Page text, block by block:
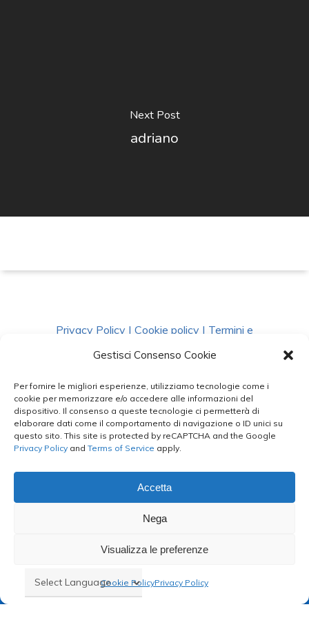
Gestisci Consenso Cookie
Per fornire le migliori esperienze, utilizziamo tecnologie come i
cookie per memorizzare e/o accedere alle informazioni del
dispositivo. Il consenso a queste tecnologie ci permetterà di
elaborare dati come il comportamento di navigazione o ID unici su
questo sito. This site is protected by reCAPTCHA and the Google
Privacy Policy and Terms of Service apply.
Accetta
Nega
Visualizza le preferenze
Cookie PolicyPrivacy Policy
Next Post
adriano
Privacy Policy | Cookie policy | Termini e
Condizioni|Richiedi Dati
facebook instagram whatsappphone
email
Le Bontà del Capo ©